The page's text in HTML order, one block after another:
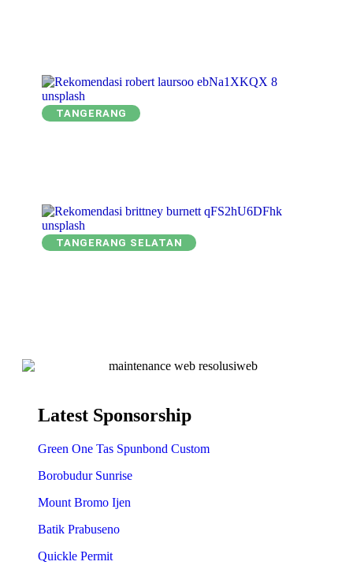
TANGERANG
TANGERANG SELATAN
Latest Sponsorship
Green One Tas Spunbond Custom
Borobudur Sunrise
Mount Bromo Ijen
Batik Prabuseno
Quickle Permit